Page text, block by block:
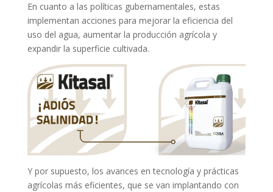
En cuanto a las políticas gubernamentales, estas
implementan acciones para mejorar la eficiencia del
uso del agua, aumentar la producción agrícola y
expandir la superficie cultivada.
Y por supuesto, los avances en tecnología y prácticas
agrícolas más eficientes, que se van implantando con